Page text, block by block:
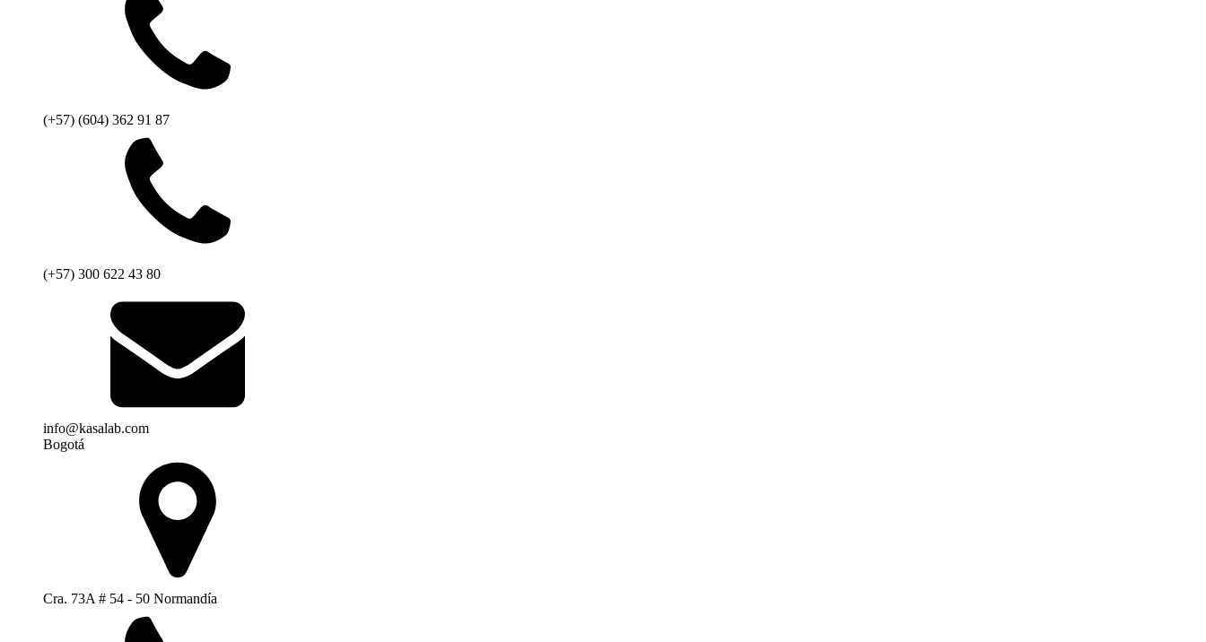
(+57) (604) 362 91 87
(+57) 300 622 43 80
info@kasalab.com
Bogotá
Cra. 73A # 54 - 50 Normandía